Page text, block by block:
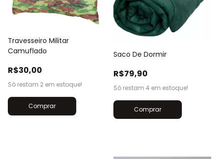
Travesseiro Militar
Camuflado
R$30,00
Só restam 2 em estoque!
Saco De Dormir
R$79,90
Só restam 4 em estoque!